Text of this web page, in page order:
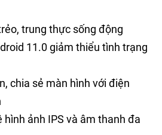
trung thực sống động
11.0 giảm thiểu tình trạng
chia sẻ màn hình với điện
hình ảnh IPS và âm thanh đa